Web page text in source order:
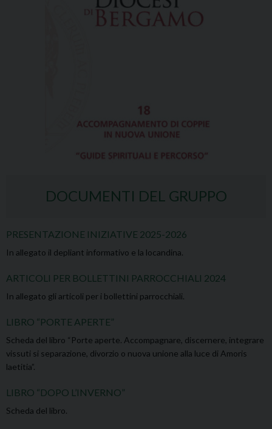
DOCUMENTI DEL GRUPPO
PRESENTAZIONE INIZIATIVE 2025-2026
In allegato il depliant informativo e la locandina.
ARTICOLI PER BOLLETTINI PARROCCHIALI 2024
In allegato gli articoli per i bollettini parrocchiali.
LIBRO “PORTE APERTE”
Scheda del libro “Porte aperte. Accompagnare, discernere, integrare
vissuti si separazione, divorzio o nuova unione alla luce di Amoris
laetitia”.
LIBRO “DOPO L’INVERNO”
Scheda del libro.